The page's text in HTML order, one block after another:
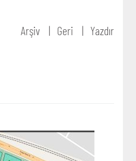
Arşiv Geri Yazdır